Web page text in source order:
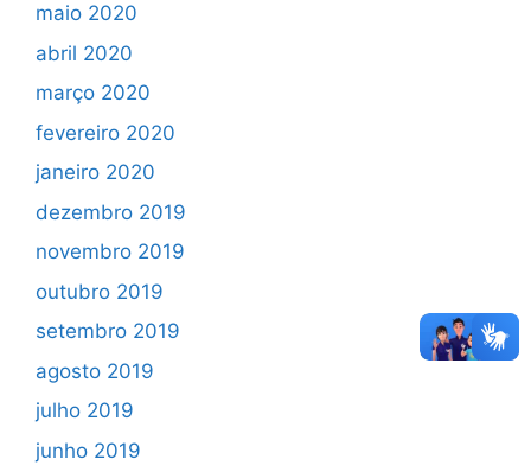
maio 2020
abril 2020
março 2020
fevereiro 2020
janeiro 2020
dezembro 2019
novembro 2019
outubro 2019
setembro 2019
agosto 2019
julho 2019
junho 2019